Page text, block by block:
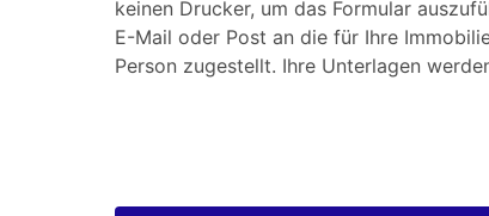
keinen Drucker, um das Formular
E-Mail oder Post an die für Ihre
Person zugestellt. Ihre Unterlagen